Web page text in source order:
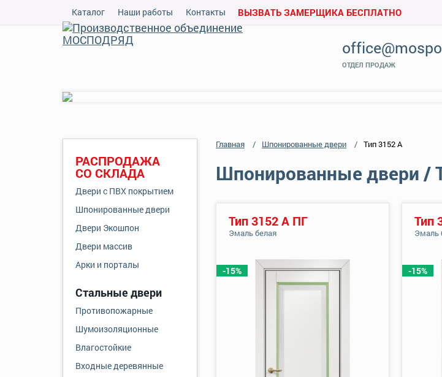
Каталог Наши работы Контакты ВЫЗВАТЬ ЗАМЕРЩИКА БЕСПЛАТНО
ОТДЕЛ ПРОДАЖ
РАСПРОДАЖА
СО СКЛАДА
Двери с ПВХ покрытием
Шпонированные двери
Двери Экошпон
Двери массив
Арки и порталы
Стальные двери
Противопожарные
Шумоизоляционные
Влагостойкие
Входные деревянные
Главная Шпонированные двери Тип 3152 А
Шпонированные двери /
-15%
Тип 3152 А ПГ
Эмаль белая
-15%
Тип
Эмаль